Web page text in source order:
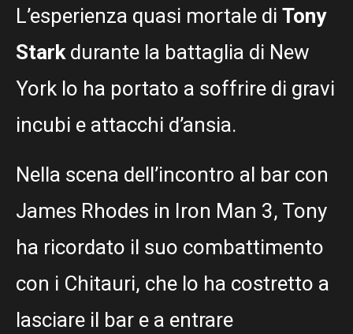
L’esperienza quasi mortale di Tony
Stark durante la battaglia di New
York lo ha portato a soffrire di gravi
incubi e attacchi d’ansia.
Nella scena dell’incontro al bar con
James Rhodes in Iron Man 3, Tony
ha ricordato il suo combattimento
con i Chitauri, che lo ha costretto a
lasciare il bar e a entrare